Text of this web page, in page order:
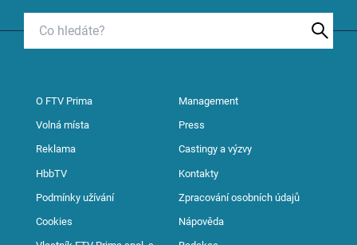
O FTV Prima Management
Volná místa Press
Reklama Castingy a výzvy
HbbTV Kontakty
Podmínky užívání Zpracování osobních údajů
Cookies Nápověda